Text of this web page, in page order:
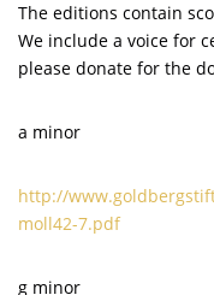
The editions contain
We include a voice for
please donate for the
a minor
http://
moll42-7.pdf
g minor